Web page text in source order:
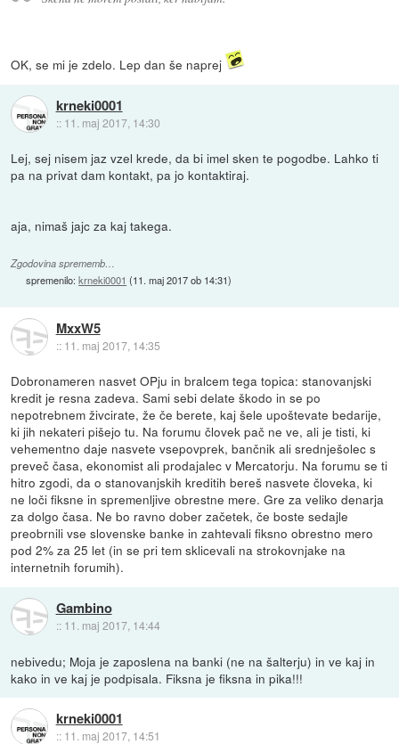
OK, se mi je zdelo. Lep dan še naprej
krneki0001
:: 11. maj 2017, 14:30
Lej, sej nisem jaz vzel krede, da bi imel sken te pogodbe. Lahko ti
pa na privat dam kontakt, pa jo kontaktiraj.
aja, nimaš jajc za kaj takega.
Zgodovina sprememb…
spremenilo:krneki0001 (11. maj 2017 ob 14:31)
MxxW5
:: 11. maj 2017, 14:35
Dobronameren nasvet OPju in bralcem tega topica: stanovanjski
kredit je resna zadeva. Sami sebi delate škodo in se po
nepotrebnem živcirate, že če berete, kaj šele upoštevate bedarije,
ki jih nekateri pišejo tu. Na forumu človek pač ne ve, ali je tisti, ki
vehementno daje nasvete vsepovprek, bančnik ali srednješolec s
preveč časa, ekonomist ali prodajalec v Mercatorju. Na forumu se ti
hitro zgodi, da o stanovanjskih kreditih bereš nasvete človeka, ki
ne loči fiksne in spremenljive obrestne mere. Gre za veliko denarja
za dolgo časa. Ne bo ravno dober začetek, če boste sedajle
preobrnili vse slovenske banke in zahtevali fiksno obrestno mero
pod 2% za 25 let (in se pri tem sklicevali na strokovnjake na
internetnih forumih).
Gambino
:: 11. maj 2017, 14:44
nebivedu; Moja je zaposlena na banki (ne na šalterju) in ve kaj in
kako in ve kaj je podpisala. Fiksna je fiksna in pika!!!
krneki0001
:: 11. maj 2017, 14:51